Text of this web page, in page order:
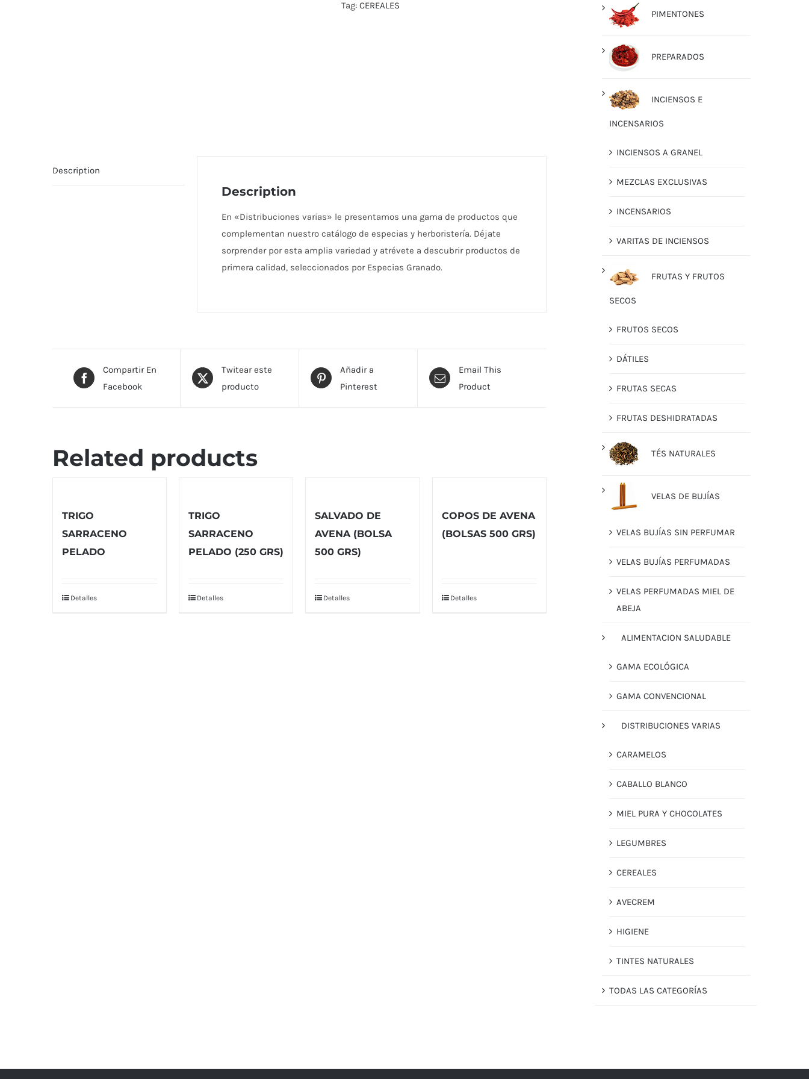
Tag: CEREALES
Description
Description
En «Distribuciones varias» le presentamos una gama de productos que
complementan nuestro catálogo de especias y herboristería. Déjate
sorprender por esta amplia variedad y atrévete a descubrir productos de
primera calidad, seleccionados por Especias Granado.
Compartir En
Facebook
Twitear este
producto
Añadir a
Pinterest
Email This
Product
Related products
TRIGO
SARRACENO
PELADO
Detalles
TRIGO
SARRACENO
PELADO (250 GRS)
Detalles
SALVADO DE
AVENA (BOLSA
500 GRS)
Detalles
COPOS DE AVENA
(BOLSAS 500 GRS)
Detalles
PIMENTONES
PREPARADOS
INCIENSOS E
INCENSARIOS
INCIENSOS A GRANEL
MEZCLAS EXCLUSIVAS
INCENSARIOS
VARITAS DE INCIENSOS
FRUTAS Y FRUTOS
SECOS
FRUTOS SECOS
DÁTILES
FRUTAS SECAS
FRUTAS DESHIDRATADAS
TÉS NATURALES
VELAS DE BUJÍAS
VELAS BUJÍAS SIN PERFUMAR
VELAS BUJÍAS PERFUMADAS
VELAS PERFUMADAS MIEL DE
ABEJA
ALIMENTACION SALUDABLE
GAMA ECOLÓGICA
GAMA CONVENCIONAL
DISTRIBUCIONES VARIAS
CARAMELOS
CABALLO BLANCO
MIEL PURA Y CHOCOLATES
LEGUMBRES
CEREALES
AVECREM
HIGIENE
TINTES NATURALES
TODAS LAS CATEGORÍAS